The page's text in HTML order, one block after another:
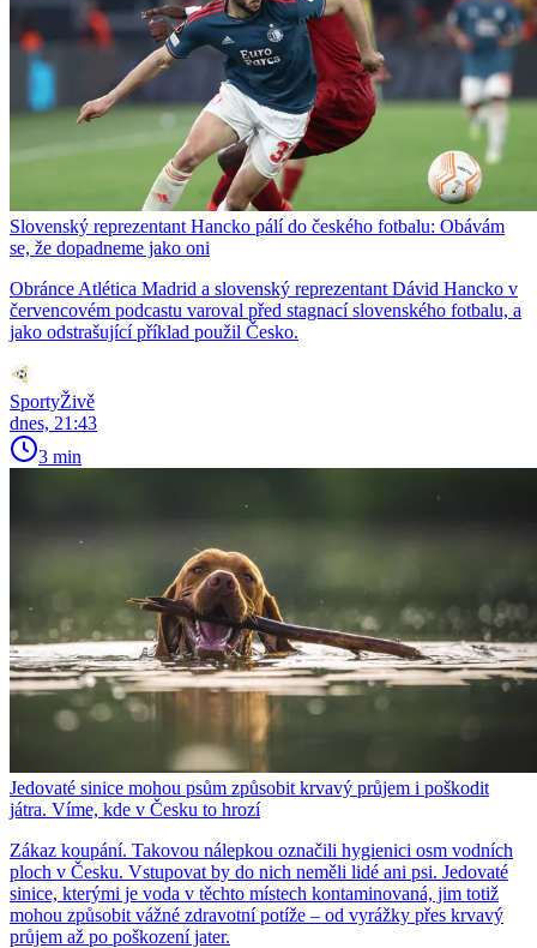
Slovenský reprezentant Hancko pálí do českého fotbalu: Obávám
se, že dopadneme jako oni
Obránce Atlética Madrid a slovenský reprezentant Dávid Hancko v
červencovém podcastu varoval před stagnací slovenského fotbalu, a
jako odstrašující příklad použil Česko.
SportyŽivě
dnes, 21:43
3 min
Jedovaté sinice mohou psům způsobit krvavý průjem i poškodit
játra. Víme, kde v Česku to hrozí
Zákaz koupání. Takovou nálepkou označili hygienici osm vodních
ploch v Česku. Vstupovat by do nich neměli lidé ani psi. Jedovaté
sinice, kterými je voda v těchto místech kontaminovaná, jim totiž
mohou způsobit vážné zdravotní potíže – od vyrážky přes krvavý
průjem až po poškození jater.